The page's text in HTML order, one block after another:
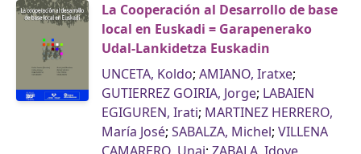
La Cooperación al Desarrollo de base
local en Euskadi = Garapenerako
Udal-Lankidetza Euskadin
UNCETA, Koldo; AMIANO, Iratxe;
GUTIERREZ GOIRIA, Jorge; LABAIEN
EGIGUREN, Irati; MARTINEZ HERRERO,
María José; SABALZA, Michel; VILLENA